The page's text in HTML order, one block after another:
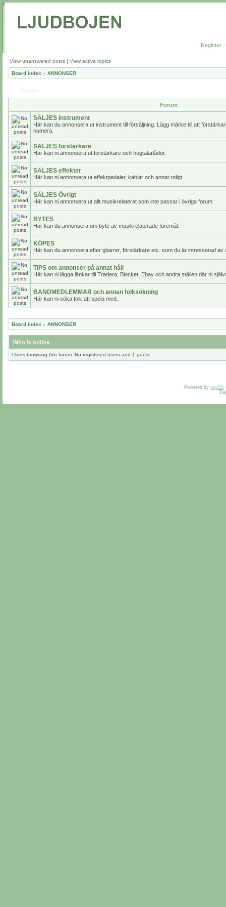
Register
View unanswered posts | View active topics
Board index » ANNONSER
Forum
SÄLJES instrument
Här kan du annonsera ut instrument till försäljning. Lägg märke till att
numera.
SÄLJES förstärkare
Här kan ni annonsera ut förstärkare och högtalarlådor.
SÄLJES effekter
Här kan ni annonsera ut effektpedaler, kablar och annat roligt.
SÄLJES Övrigt
Här kan ni annonsera ut allt musikrelaterat som inte passar i övriga forum.
BYTES
Här kan du annonsera om byte av musikrelaterade föremål.
KÖPES
Här kan du annonsera efter gitarrer, förstärkare etc. som du är intresserad av
TIPS om annonser på annat håll
Här kan ni lägga länkar till Tradera, Blocket, Ebay och andra ställen där ni
BANDMEDLEMMAR och annan folksökning
Här kan ni söka folk att spela med.
Board index » ANNONSER
Who is online
Users browsing this forum: No registered users and 1 guest
Powered by phpBB